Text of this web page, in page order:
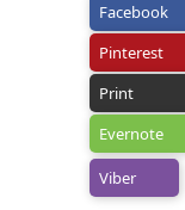
Facebook
Pinterest
Print
Evernote
Viber